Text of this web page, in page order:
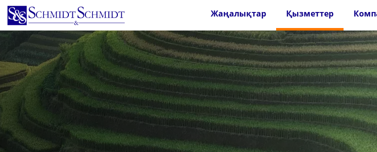
Skip
main
content
Жаңалықтар Қызметтер